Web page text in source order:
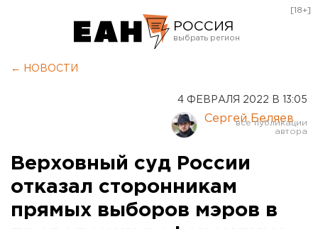
РОССИЯ
Курган
Оренбург
[18+]
← НОВОСТИ
4 ФЕВРАЛЯ 2022 В 13:05
Сергей Беляев
Верховный суд России
отказал сторонникам
прямых выборов мэров в